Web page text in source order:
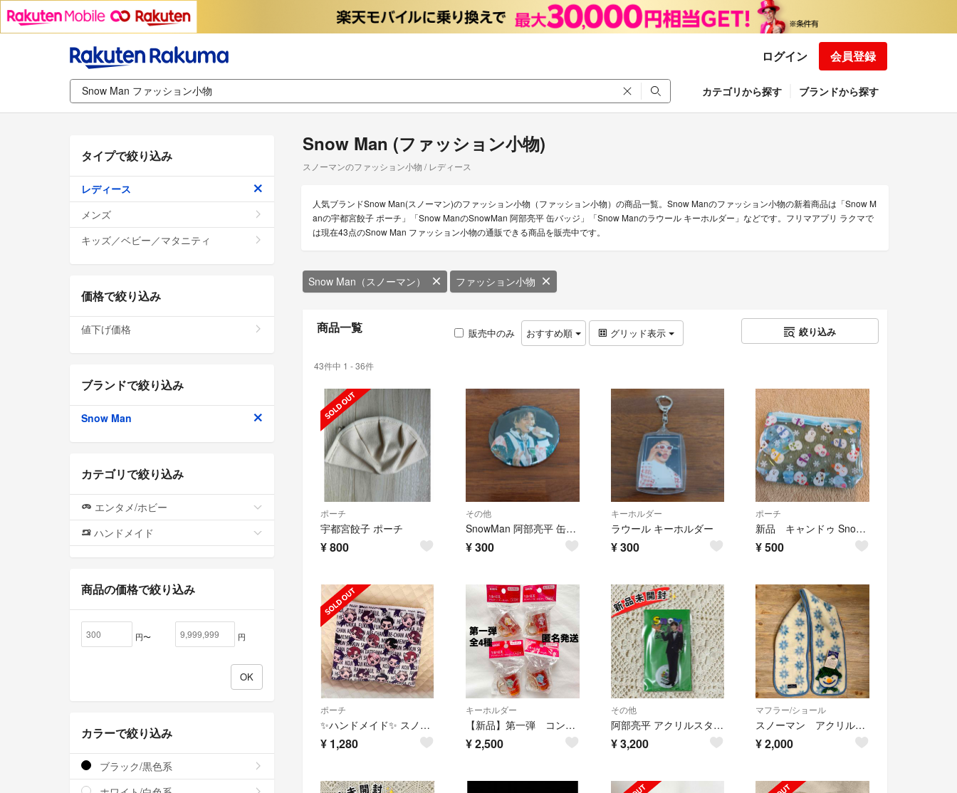
ログイン 会員登録
カテゴリから探す ブランドから探す
Snow Man (ファッション小物)
スノーマンのファッション小物 / レディース
人気ブランドSnow Man(スノーマン)のファッション小物（ファッション小物）の商品一覧。Snow Manのファッション小物の新着商品は「Snow M
anの宇都宮餃子 ポーチ」「Snow ManのSnowMan 阿部亮平 缶バッジ」「Snow Manのラウール キーホルダー」などです。フリマアプリ ラクマで
は現在43点のSnow Man ファッション小物の通販できる商品を販売中です。
Snow Man（スノーマン） ファッション小物
商品一覧 販売中のみ おすすめ順 グリッド表示 絞り込み
43件中 1 - 36件
ポーチ
宇都宮餃子 ポーチ
¥800
その他
SnowMan 阿部亮平 缶バッジ
¥300
キーホルダー
ラウール キーホルダー
¥300
ポーチ
新品 キャンドゥ SnowMan ポーチ 雪だるま スノーマン
¥500
ポーチ
✨ハンドメイド✨ スノーマン風柄 フラットポーチ
¥ 1,280
キーホルダー
【新品】第一弾 コンプ 午後の紅茶 キーホルダー アイスティー 目黒蓮
¥2,500
その他
阿部亮平 アクリルスタンド Snow World アクスタ Snow Man
¥3,200
マフラー/ショール
スノーマン アクリルふわふわマフラー アクリル
¥2,000
タイプで絞り込み
レディース
メンズ
キッズ／ベビー／マタニティ
価格で絞り込み
値下げ価格
ブランドで絞り込み
Snow Man
カテゴリで絞り込み
エンタメ/ホビー
ハンドメイド
商品の価格で絞り込み
円〜 円
カラーで絞り込み
ブラック/黒色系